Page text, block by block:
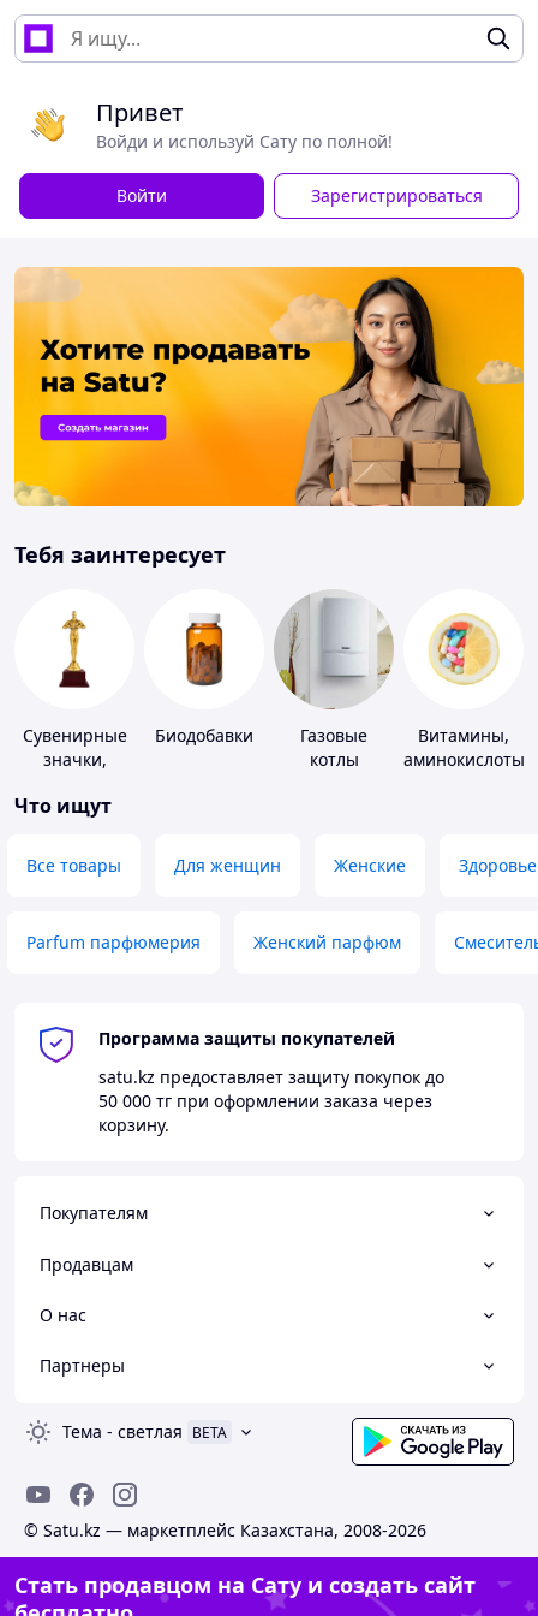
Привет
Войди и используй Сату по полной!
Войти Зарегистрироваться
Тебя заинтересует
Сувенирные
значки,
Биодобавки
Газовые
котлы
Витамины,
аминокислоты
Что ищут
Все товары Для женщин Женские Здоровье
Parfum парфюмерия Женский парфюм
Программа защиты покупателей
satu.kz предоставляет защиту покупок до
50 000 тг при оформлении заказа через
корзину.
Покупателям
Продавцам
О нас
Партнеры
Тема - светлая BETA
© Satu.kz — маркетплейс Казахстана, 2008-2026
Стать продавцом на Сату и создать сайт